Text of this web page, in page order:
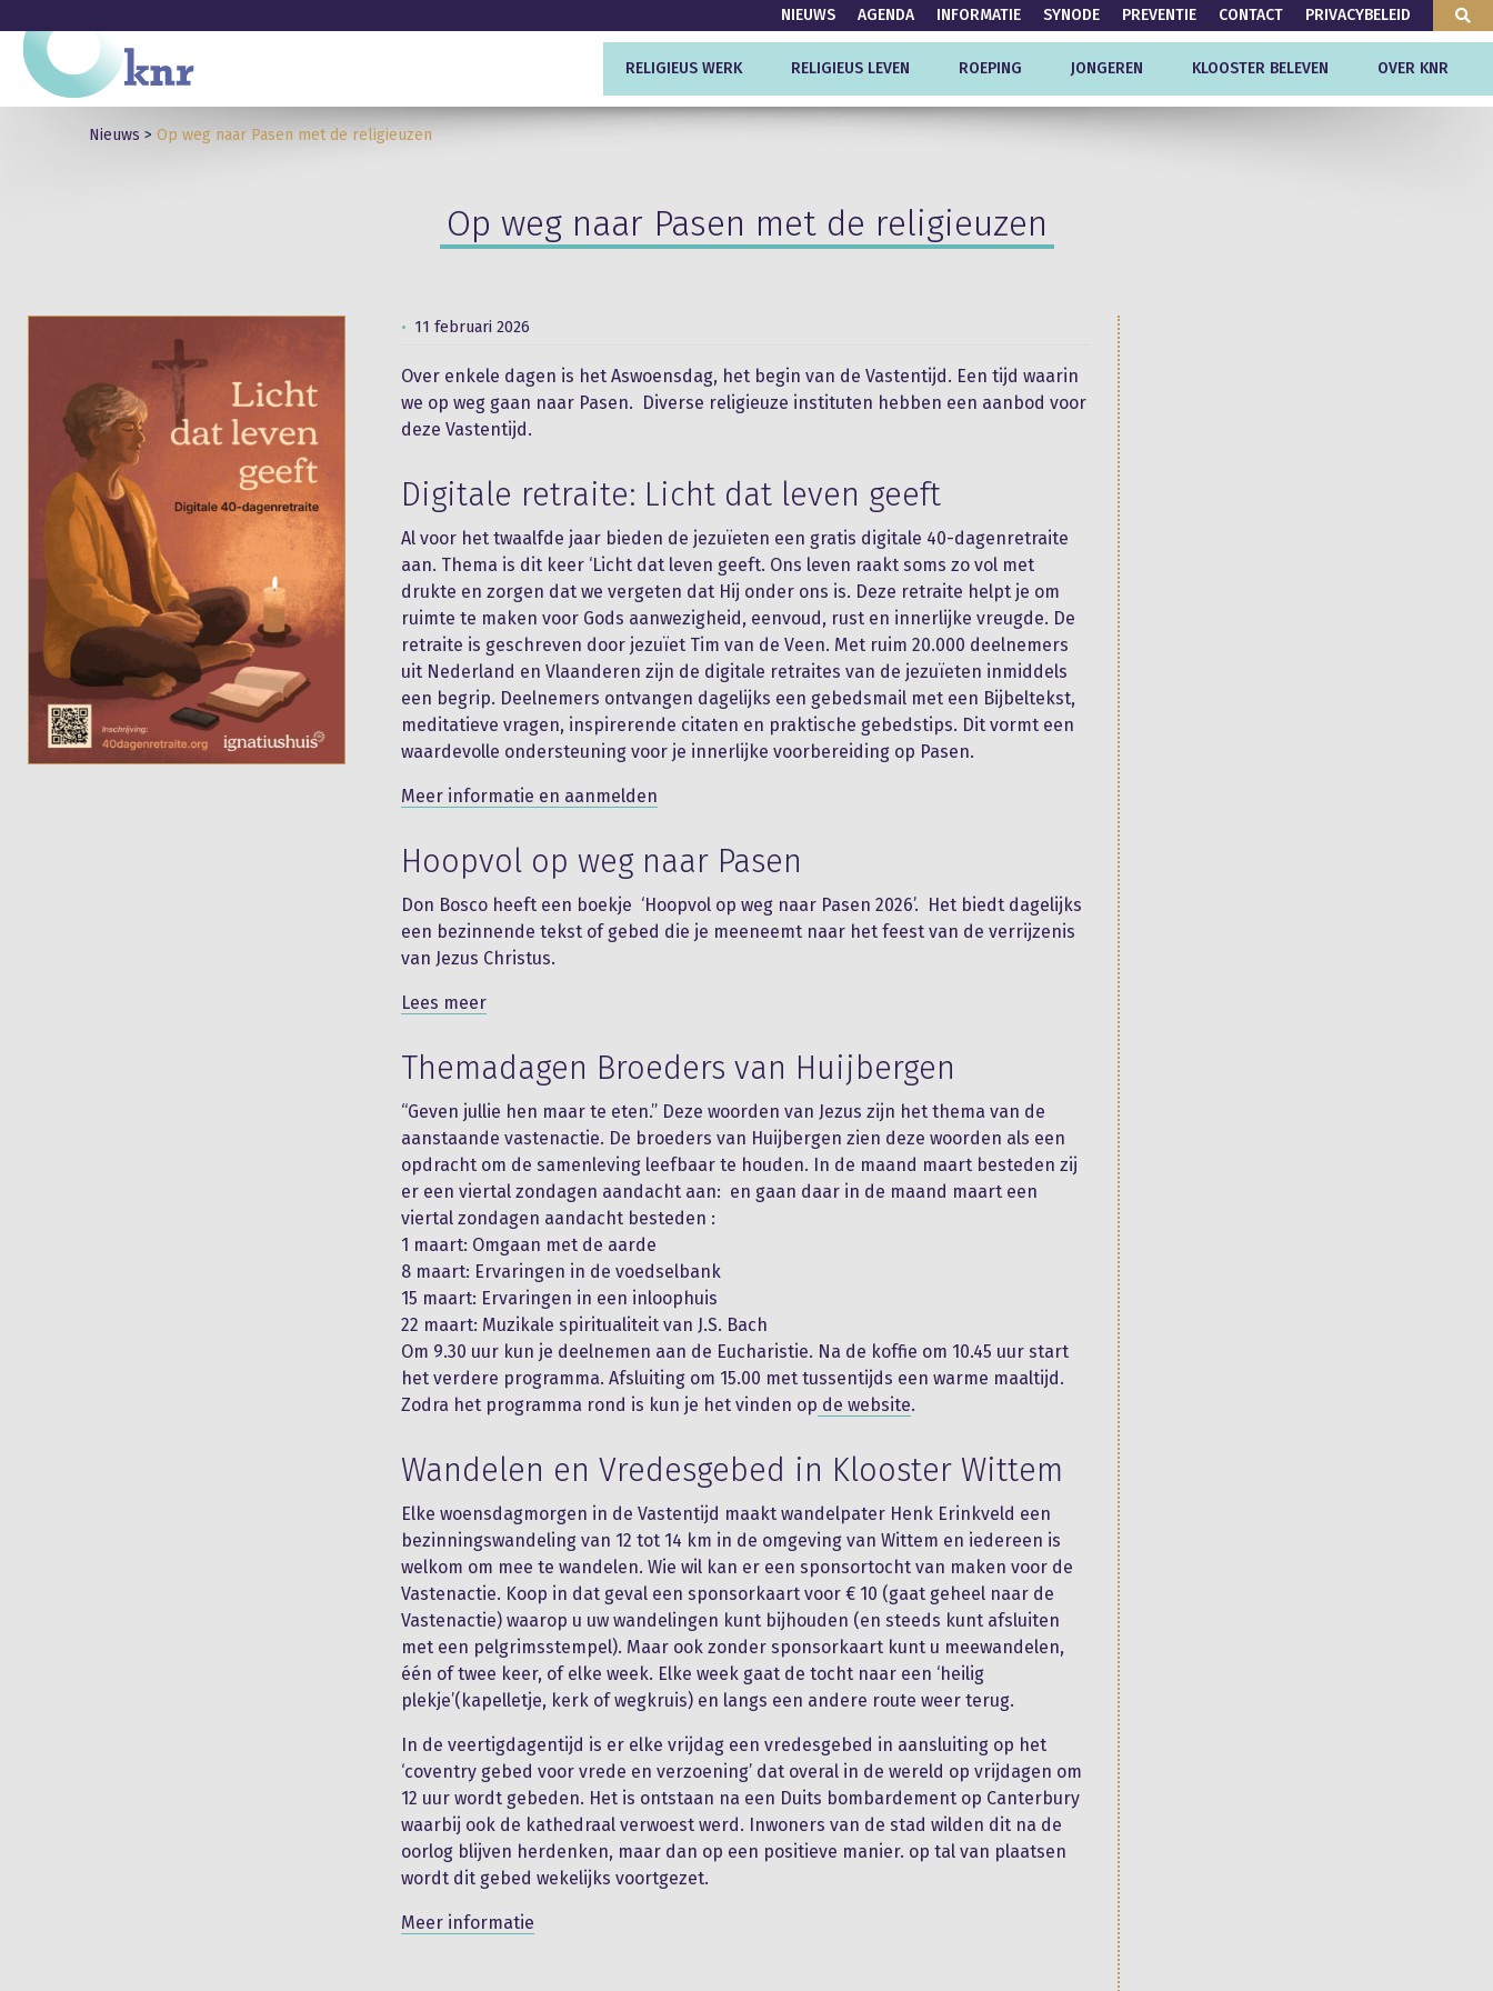
NIEUWS AGENDA INFORMATIE SYNODE PREVENTIE CONTACT PRIVACYBELEID
RELIGIEUS WERK RELIGIEUS LEVEN ROEPING JONGEREN KLOOSTER BELEVEN OVER KNR
Nieuws > Op weg naar Pasen met de religieuzen
Op weg naar Pasen met de religieuzen
11 februari 2026
Over enkele dagen is het Aswoensdag, het begin van de Vastentijd. Een tijd waarin
we op weg gaan naar Pasen. Diverse religieuze instituten hebben een aanbod voor
deze Vastentijd.
Digitale retraite: Licht dat leven geeft
Al voor het twaalfde jaar bieden de jezuïeten een gratis digitale 40-dagenretraite
aan. Thema is dit keer ‘Licht dat leven geeft. Ons leven raakt soms zo vol met
drukte en zorgen dat we vergeten dat Hij onder ons is. Deze retraite helpt je om
ruimte te maken voor Gods aanwezigheid, eenvoud, rust en innerlijke vreugde. De
retraite is geschreven door jezuïet Tim van de Veen. Met ruim 20.000 deelnemers
uit Nederland en Vlaanderen zijn de digitale retraites van de jezuïeten inmiddels
een begrip. Deelnemers ontvangen dagelijks een gebedsmail met een Bijbeltekst,
meditatieve vragen, inspirerende citaten en praktische gebedstips. Dit vormt een
waardevolle ondersteuning voor je innerlijke voorbereiding op Pasen.
Meer informatie en aanmelden
Hoopvol op weg naar Pasen
Don Bosco heeft een boekje ‘Hoopvol op weg naar Pasen 2026’. Het biedt dagelijks
een bezinnende tekst of gebed die je meeneemt naar het feest van de verrijzenis
van Jezus Christus.
Lees meer
Themadagen Broeders van Huijbergen
“Geven jullie hen maar te eten.” Deze woorden van Jezus zijn het thema van de
aanstaande vastenactie. De broeders van Huijbergen zien deze woorden als een
opdracht om de samenleving leefbaar te houden. In de maand maart besteden zij
er een viertal zondagen aandacht aan: en gaan daar in de maand maart een
viertal zondagen aandacht besteden :
1 maart: Omgaan met de aarde
8 maart: Ervaringen in de voedselbank
15 maart: Ervaringen in een inloophuis
22 maart: Muzikale spiritualiteit van J.S. Bach
Om 9.30 uur kun je deelnemen aan de Eucharistie. Na de koffie om 10.45 uur start
het verdere programma. Afsluiting om 15.00 met tussentijds een warme maaltijd.
Zodra het programma rond is kun je het vinden op de website.
Wandelen en Vredesgebed in Klooster Wittem
Elke woensdagmorgen in de Vastentijd maakt wandelpater Henk Erinkveld een
bezinningswandeling van 12 tot 14 km in de omgeving van Wittem en iedereen is
welkom om mee te wandelen. Wie wil kan er een sponsortocht van maken voor de
Vastenactie. Koop in dat geval een sponsorkaart voor € 10 (gaat geheel naar de
Vastenactie) waarop u uw wandelingen kunt bijhouden (en steeds kunt afsluiten
met een pelgrimsstempel). Maar ook zonder sponsorkaart kunt u meewandelen,
één of twee keer, of elke week. Elke week gaat de tocht naar een ‘heilig
plekje’(kapelletje, kerk of wegkruis) en langs een andere route weer terug.
In de veertigdagentijd is er elke vrijdag een vredesgebed in aansluiting op het
‘coventry gebed voor vrede en verzoening’ dat overal in de wereld op vrijdagen om
12 uur wordt gebeden. Het is ontstaan na een Duits bombardement op Canterbury
waarbij ook de kathedraal verwoest werd. Inwoners van de stad wilden dit na de
oorlog blijven herdenken, maar dan op een positieve manier. op tal van plaatsen
wordt dit gebed wekelijks voortgezet.
Meer informatie